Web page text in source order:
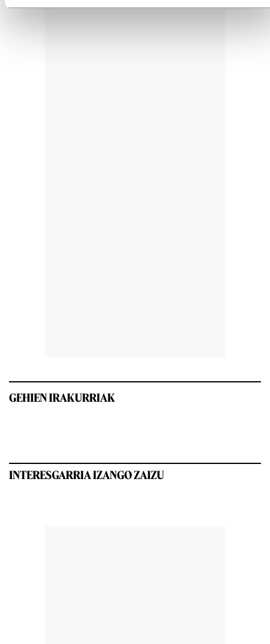
GEHIEN IRAKURRIAK
INTERESGARRIA IZANGO ZAIZU